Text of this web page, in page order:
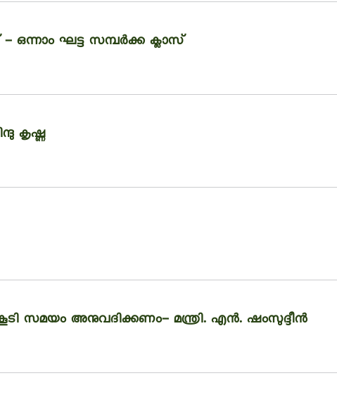
- ഒന്നാം ഘട്ട സമ്പർക്ക ക്ലാസ്
കൃഷ്ണ
സമയം അനുവദിക്കണം- മന്ത്രി. എൻ. ഷംസുദ്ദീൻ